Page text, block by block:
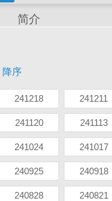
简介
降序
241218 241211
241120 241113
241024 241017
240925 240918
240828 240821